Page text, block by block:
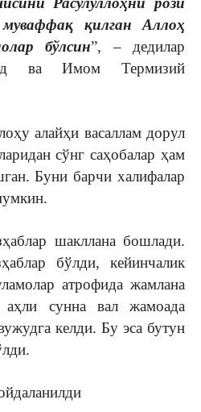
муваффақ қилган Аллоҳ
бўлсин”, – дедилар
ва Имом Термизий
алайҳи васаллам дорул
сўнг саҳобалар ҳам
Буни барчи халифалар
шакллана бошлади.
бўлди, кейинчалик
атрофида жамлана
сунна вал жамоада
келди. Бу эса бутун